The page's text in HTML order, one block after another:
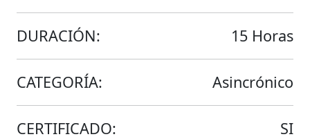
DURACIÓN: 15 Horas
CATEGORÍA: Asincrónico
CERTIFICADO: SI